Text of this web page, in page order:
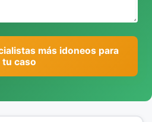
más idoneos para
tu caso